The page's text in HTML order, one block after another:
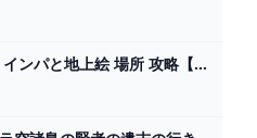
【龍の泪 その1】インパと地上絵 場所 攻略【ゼルダの伝説 ティアーズ オブ ザ キングダム ティアキン】 - YouTube